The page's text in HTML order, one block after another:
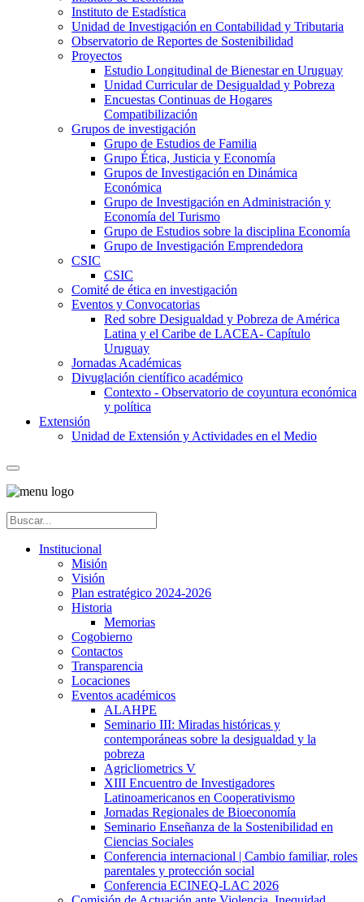
Instituto de Estadística
Unidad de Investigación en Contabilidad y Tributaria
Observatorio de Reportes de Sostenibilidad
Proyectos
Estudio Longitudinal de Bienestar en Uruguay
Unidad Curricular de Desigualdad y Pobreza
Encuestas Continuas de Hogares
Compatibilización
Grupos de investigación
Grupo de Estudios de Familia
Grupo Ética, Justicia y Economía
Grupos de Investigación en Dinámica
Económica
Grupo de Investigación en Administración y
Economía del Turismo
Grupo de Estudios sobre la disciplina Economía
Grupo de Investigación Emprendedora
CSIC
CSIC
Comité de ética en investigación
Eventos y Convocatorias
Red sobre Desigualdad y Pobreza de América
Latina y el Caribe de LACEA- Capítulo
Uruguay
Jornadas Académicas
Divuglación científico académico
Contexto - Observatorio de coyuntura económica
y política
Extensión
Unidad de Extensión y Actividades en el Medio
Institucional
Misión
Visión
Plan estratégico 2024-2026
Historia
Memorias
Cogobierno
Contactos
Transparencia
Locaciones
Eventos académicos
ALAHPE
Seminario III: Miradas históricas y
contemporáneas sobre la desigualdad y la
pobreza
Agricliometrics V
XIII Encuentro de Investigadores
Latinoamericanos en Cooperativismo
Jornadas Regionales de Bioeconomía
Seminario Enseñanza de la Sostenibilidad en
Ciencias Sociales
Conferencia internacional | Cambio familiar, roles
parentales y protección social
Conferencia ECINEQ-LAC 2026